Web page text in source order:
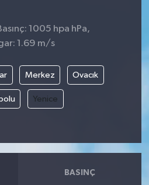
1005 hpa hPa,
1.69 m/s
Merkez Ovacık
Yenice
BASINÇ